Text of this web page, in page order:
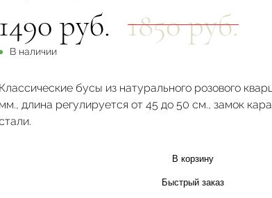
1490 руб. 1850 руб.
В наличии
Классические бусы из натурального розового
мм., длина регулируется от 45 до 50 см., замок
В корзину
Быстрый заказ